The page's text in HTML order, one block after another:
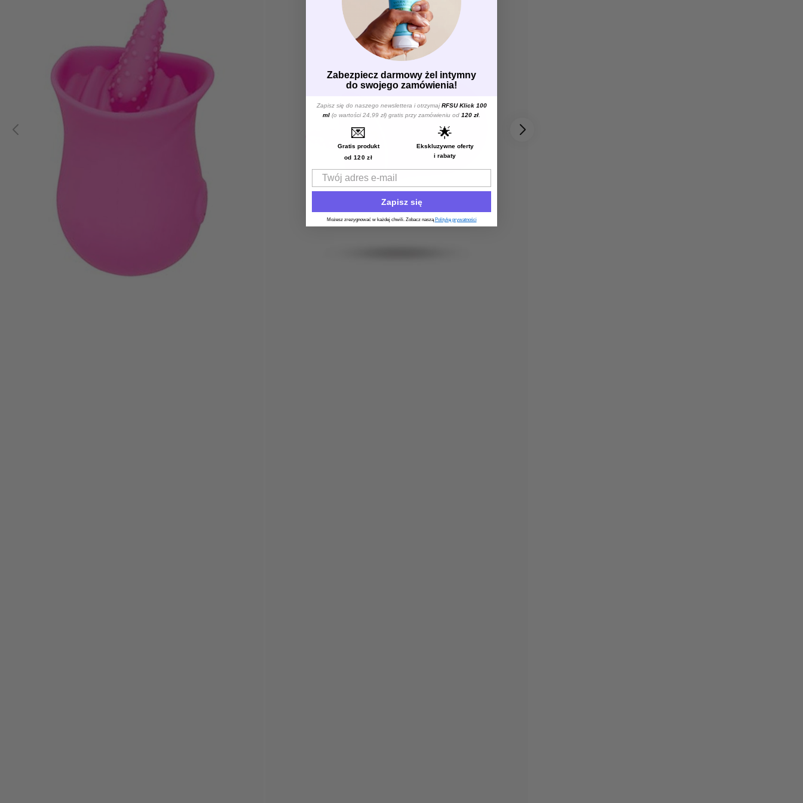
Zabezpiecz darmowy żel intymny
do swojego zamówienia!
Zapisz się do naszego newslettera i otrzymajRFSU Klick 100
ml (o wartości 24,99 zł) gratis przy zamówieniu od 120 zł
💌
Gratis produkt
od 120 zł
🌟
Ekskluzywne oferty
i rabaty
Email
Zapisz się
Możesz zrezygnować w każdej chwili. Zobacz naszą Politykę prywatności